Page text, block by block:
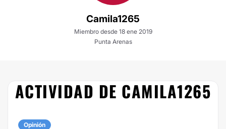
Camila1265
Miembro desde 18 ene 2019
Punta Arenas
ACTIVIDAD DE CAMILA1265
Opinión